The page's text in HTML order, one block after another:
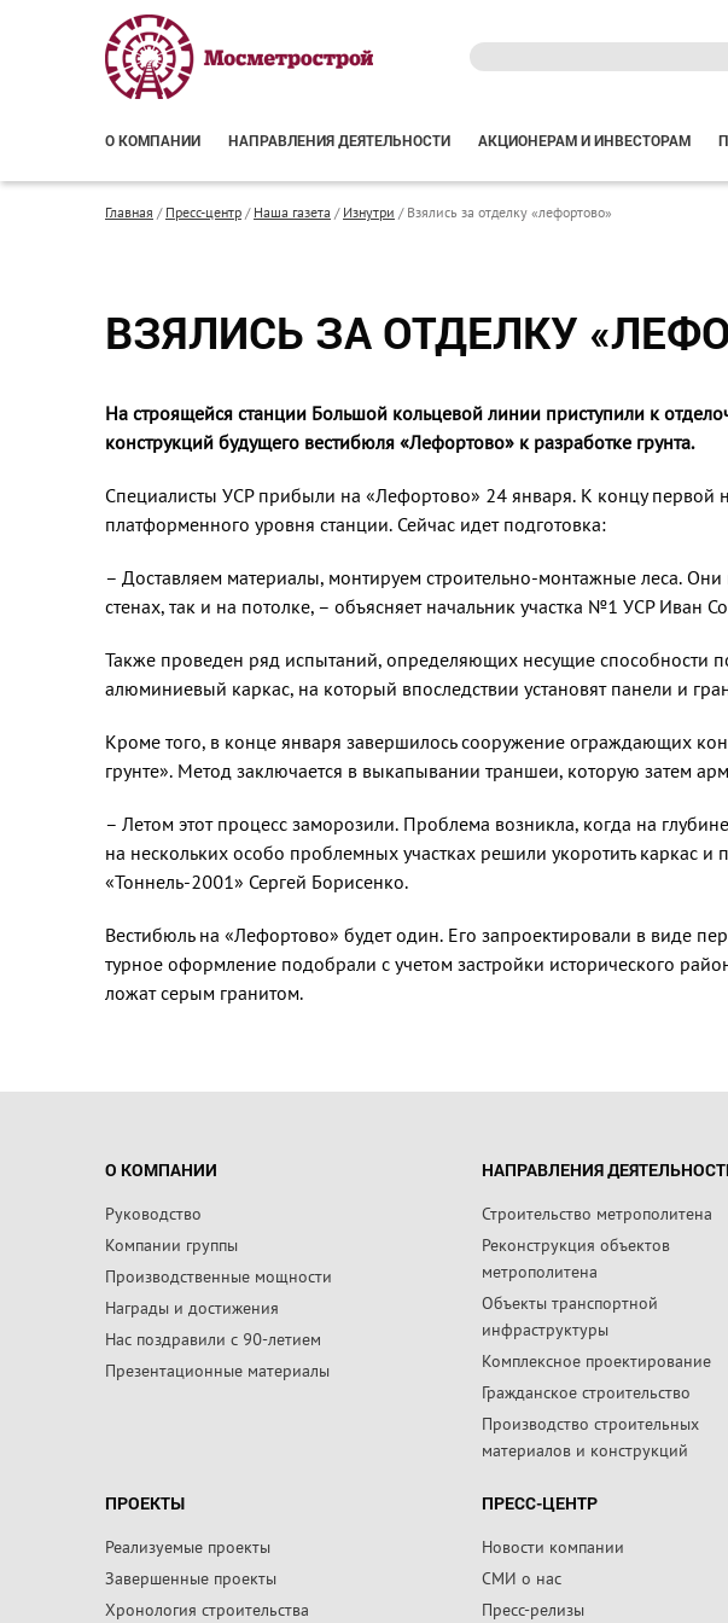
О КОМПАНИИ НАПРАВЛЕНИЯ ДЕЯТЕЛЬНОСТИ АКЦИОНЕРАМ И ИНВЕСТОРАМ
Главная / Пресс-центр / Наша газета / Изнутри /Взялись за отделку «лефортово»
ВЗЯЛИСЬ ЗА ОТДЕЛКУ
На строящейся станции Большой кольцевой линии приступили к
конструкций будущего вестибюля «Лефортово» к разработке грунта.
Специалисты УСР прибыли на «Лефортово» 24 янва­ря. К концу первой
платформенно­го уровня станции. Сейчас идет подготовка:
– Доставляем материалы, монтируем строительно-мон­тажные леса.
стенах, так и на потолке, – объясняет начальник участка №1 УСР Иван
Также проведен ряд испы­таний, определяющих несущие способности
алюминиевый каркас, на ко­торый впоследствии установят панели и
Кроме того, в конце января завершилось сооружение ограж­дающих
грунте». Метод заклю­чается в выкапывании траншеи, которую затем
– Летом этот процесс заморо­зили. Проблема возникла, ког­да на
на нескольких осо­бо проблемных участках реши­ли укоротить каркас и
«Тоннель-2001» Сергей Бо­рисенко.
Вестибюль на «Лефортово» будет один. Его запроектировали в виде
турное оформление подобрали с учетом застройки историческо­го
ложат серым гранитом.
О КОМПАНИИ
Руководство
Компании группы
Производственные мощности
Награды и достижения
Нас поздравили с 90-летием
Презентационные материалы
НАПРАВЛЕНИЯ
Строительство метрополитена
Реконструкция объектов
метрополитена
Объекты транспортной
инфраструктуры
Комплексное проектирование
Гражданское строительство
Производство строительных
материалов и конструкций
ПРОЕКТЫ
Реализуемые проекты
Завершенные проекты
Хронология строительства
ПРЕСС-ЦЕНТР
Новости компании
СМИ о нас
Пресс-релизы